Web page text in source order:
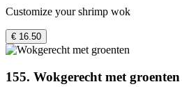
Customize your shrimp wok
€ 16.50
155. Wokgerecht met groenten